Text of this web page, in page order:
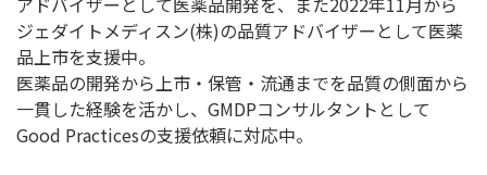
ジェダイトメディスン(株)の品質アドバイザーとして医薬
品上市を支援中。
医薬品の開発から上市・保管・流通までを品質の側面から
一貫した経験を活かし、GMDPコンサルタントとして
Good Practicesの支援依頼に対応中。